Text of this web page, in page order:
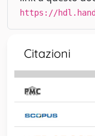
https://
Citazioni